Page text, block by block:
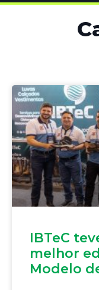
IBTeC
melhor
Modelo